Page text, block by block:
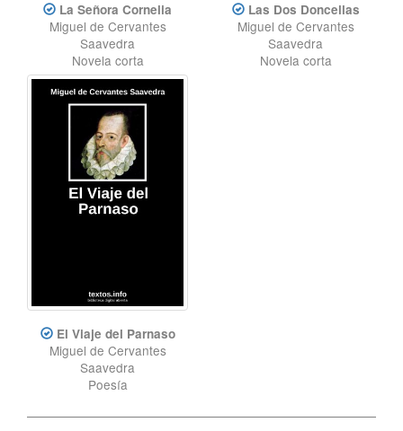
La Señora Cornelia
Miguel de Cervantes
Saavedra
Novela corta
Las Dos Doncellas
Miguel de Cervantes
Saavedra
Novela corta
El Viaje del Parnaso
Miguel de Cervantes
Saavedra
Poesía